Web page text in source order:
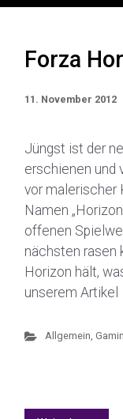
Forza
11. November 2012
Jüngst ist der
erschienen und
vor malerischer
Namen
offenen
nächsten rasen
Horizon hält,
unserem Artikel
Allgemein,